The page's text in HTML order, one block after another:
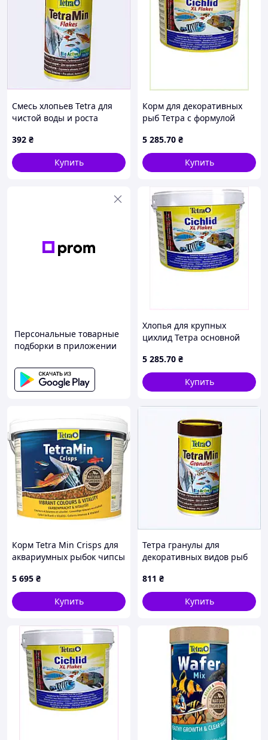
Смесь хлопьев Tetra для
чистой воды и роста
392 ₴
Купить
Корм для декоративных
рыб Тетра с формулой
5 285.70 ₴
Купить
Персональные товарные
подборки в приложении
Хлопья для крупных
цихлид Тетра основной
5 285.70 ₴
Купить
Корм Tetra Min Crisps для
аквариумных рыбок чипсы
5 695 ₴
Купить
Тетра гранулы для
декоративных видов рыб
811 ₴
Купить